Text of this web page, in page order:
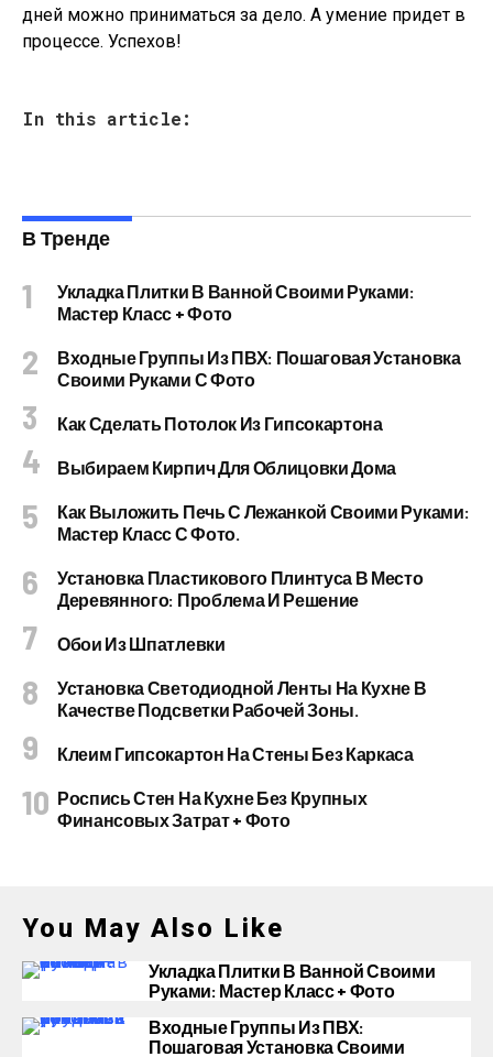
дней можно приниматься за дело. А умение придет в
процессе. Успехов!
In this article:
В Тренде
Укладка Плитки В Ванной Своими Руками:
Мастер Класс + Фото
Входные Группы Из ПВХ: Пошаговая Установка
Своими Руками С Фото
Как Сделать Потолок Из Гипсокартона
Выбираем Кирпич Для Облицовки Дома
Как Выложить Печь С Лежанкой Своими Руками:
Мастер Класс С Фото.
Установка Пластикового Плинтуса В Место
Деревянного: Проблема И Решение
Обои Из Шпатлевки
Установка Светодиодной Ленты На Кухне В
Качестве Подсветки Рабочей Зоны.
Клеим Гипсокартон На Стены Без Каркаса
Роспись Стен На Кухне Без Крупных
Финансовых Затрат + Фото
You May Also Like
Укладка Плитки В Ванной Своими
Руками: Мастер Класс + Фото
Входные Группы Из ПВХ:
Пошаговая Установка Своими